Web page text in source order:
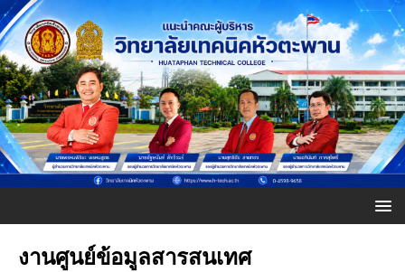
งานศูนย์ข้อมูลสารสนเทศ